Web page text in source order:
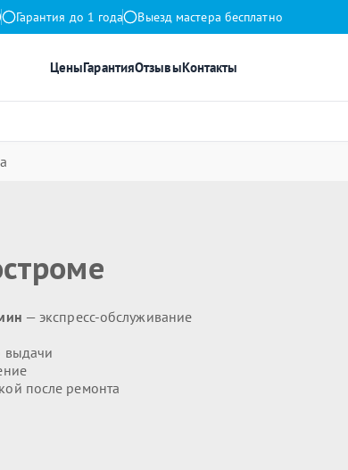
Гарантия до 1 года Выезд мастера бесплатно
ЦеныГарантияОтзывыКонтакты
— экспресс-обслуживание
выдачи
после ремонта